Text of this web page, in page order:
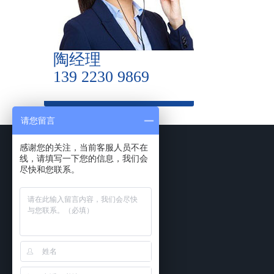
陶经理
139 2230 9869
网站首页
实验室储存柜
请您留言
感谢您的关注，当前客服人员不在
线，请填写一下您的信息，我们会
尽快和您联系。